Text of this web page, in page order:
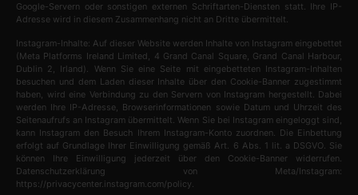
Google-Servern oder sonstigen externen Schriftarten-Diensten statt. Ihre IP-
Adresse wird in diesem Zusammenhang nicht an Dritte übermittelt.
Instagram-Inhalte: Auf dieser Website werden Inhalte von Instagram eingebettet
(Meta Platforms Ireland Limited, 4 Grand Canal Square, Grand Canal Harbour,
Dublin 2, Irland). Wenn Sie eine Seite mit eingebetteten Instagram-Inhalten
besuchen und dem Laden dieser Inhalte über den Cookie-Banner zugestimmt
haben, wird eine Verbindung zu den Servern von Instagram hergestellt. Dabei
werden Ihre IP-Adresse, Browserinformationen sowie Datum und Uhrzeit des
Seitenaufrufs an Instagram übermittelt. Wenn Sie bei Instagram eingeloggt sind,
kann Instagram den Besuch Ihrem Instagram-Konto zuordnen. Die Einbettung
erfolgt auf Grundlage Ihrer Einwilligung gemäß Art. 6 Abs. 1 lit. a DSGVO. Sie
können Ihre Einwilligung jederzeit über den Cookie-Banner widerrufen.
Datenschutzerklärung von Meta/Instagram:
https://privacycenter.instagram.com/policy.